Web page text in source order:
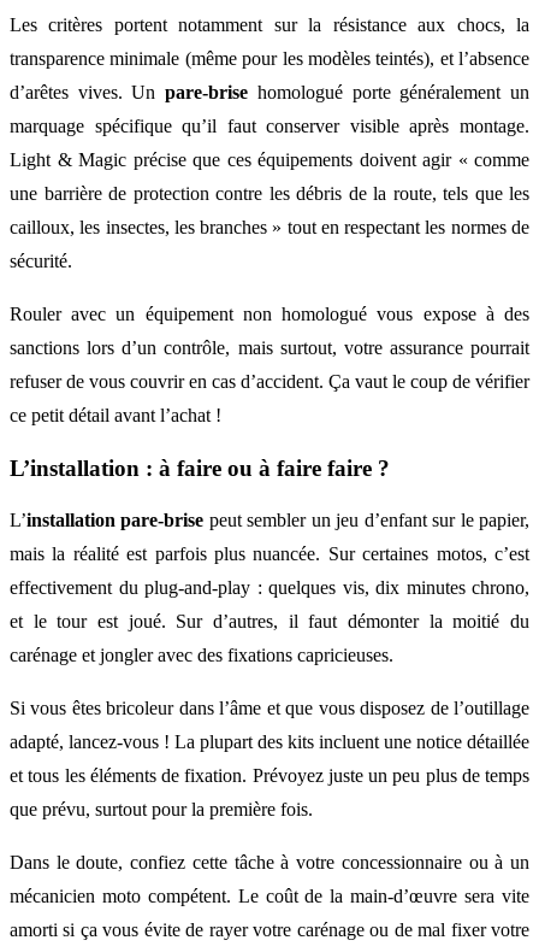
Les critères portent notamment sur la résistance aux chocs, la
transparence minimale (même pour les modèles teintés), et l’absence
d’arêtes vives. Unpare-brise homologué porte généralement un
marquage spécifique qu’il faut conserver visible après montage.
Light & Magic précise que ces équipements doivent agir « comme
une barrière de protection contre les débris de la route, tels que les
cailloux, les insectes, les branches » tout en respectant les normes de
sécurité.
Rouler avec un équipement non homologué vous expose à des
sanctions lors d’un contrôle, mais surtout, votre assurance pourrait
refuser de vous couvrir en cas d’accident. Ça vaut le coup de vérifier
ce petit détail avant l’achat !
L’installation : à faire ou à faire faire ?
L’installation pare-brise peut sembler un jeu d’enfant sur le papier,
mais la réalité est parfois plus nuancée. Sur certaines motos, c’est
effectivement du plug-and-play : quelques vis, dix minutes chrono,
et le tour est joué. Sur d’autres, il faut démonter la moitié du
carénage et jongler avec des fixations capricieuses.
Si vous êtes bricoleur dans l’âme et que vous disposez de l’outillage
adapté, lancez-vous ! La plupart des kits incluent une notice détaillée
et tous les éléments de fixation. Prévoyez juste un peu plus de temps
que prévu, surtout pour la première fois.
Dans le doute, confiez cette tâche à votre concessionnaire ou à un
mécanicien moto compétent. Le coût de la main-d’œuvre sera vite
amorti si ça vous évite de rayer votre carénage ou de mal fixer votre